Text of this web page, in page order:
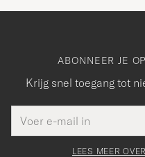
ABONNEER JE
Krijg snel toegang tot
mailadres
veldBedankt
voor
LEES MEER